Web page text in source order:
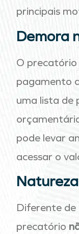
principais
Demora
O precatório
pagamento
uma lista de
pode levar
acessar o
Diferente de
precatório